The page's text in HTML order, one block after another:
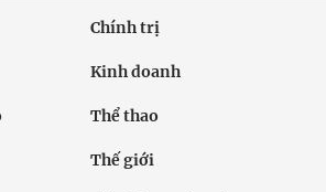
Chính trị
Kinh doanh
Thể thao
Thế giới